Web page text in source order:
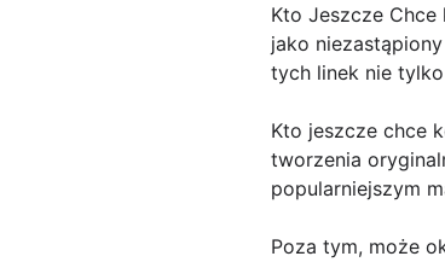
Kto Jeszcze
jako
tych linek nie
Kto jeszcze chce
tworzenia
popularniejszym
Poza tym, może